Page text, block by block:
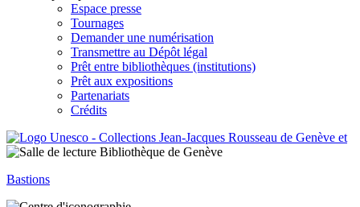
Espace presse
Tournages
Demander une numérisation
Transmettre au Dépôt légal
Prêt entre bibliothèques (institutions)
Prêt aux expositions
Partenariats
Crédits
Bastions